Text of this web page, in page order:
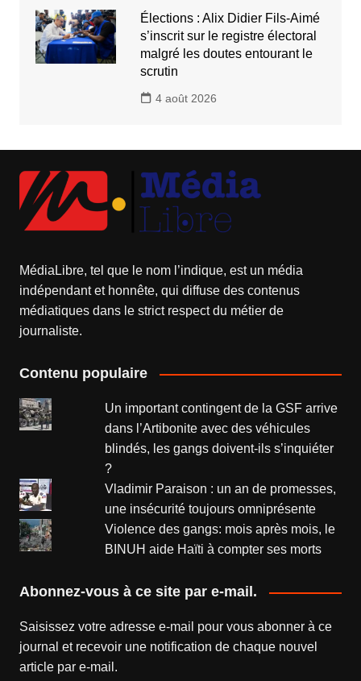
Élections : Alix Didier Fils-Aimé
s’inscrit sur le registre électoral
malgré les doutes entourant le
scrutin
4 août 2026
MédiaLibre, tel que le nom l’indique, est un média
indépendant et honnête, qui diffuse des contenus
médiatiques dans le strict respect du métier de
journaliste.
Contenu populaire
Un important contingent de la GSF arrive
dans l’Artibonite avec des véhicules
blindés, les gangs doivent-ils s’inquiéter
?
Vladimir Paraison : un an de promesses,
une insécurité toujours omniprésente
Violence des gangs: mois après mois, le
BINUH aide Haïti à compter ses morts
Abonnez-vous à ce site par e-mail.
Saisissez votre adresse e-mail pour vous abonner à ce
journal et recevoir une notification de chaque nouvel
article par e-mail.